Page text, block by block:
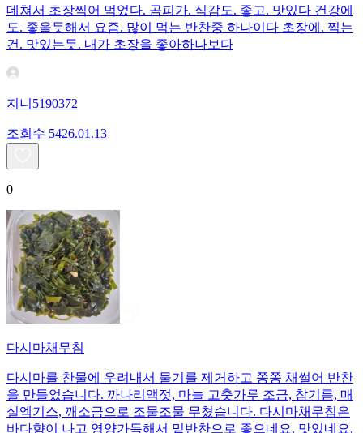
데쳐서 초장찍어 먹었다. 곰피가. 식감도. 좋고. 맛있다 건강에
도. 좋을듯해서 요즘. 많이 먹는 반찬중 하나이다 초장에. 찍는
건. 맛있는듯. 내가 초장을 좋아하나보다
지니5190372
조회수 5426.01.13
0
다시마채무침
다시마를 찬물에 우려내서 물기를 제거하고 쫑쫑 채썰어 반찬
을 만들었습니다. 까나리액젓, 마늘 고춧가루 조금, 참기름, 매
실엑기스, 깨소금으로 조물조물 무쳤습니다. 다시마채무침은
바다향이 나고 영양가득해서 밑반찬으로 좋으네요. 맛있네요.